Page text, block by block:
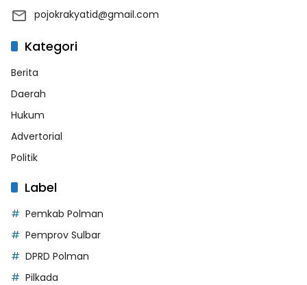
pojokrakyatid@gmail.com
Kategori
Berita
Daerah
Hukum
Advertorial
Politik
Label
Pemkab Polman
Pemprov Sulbar
DPRD Polman
Pilkada